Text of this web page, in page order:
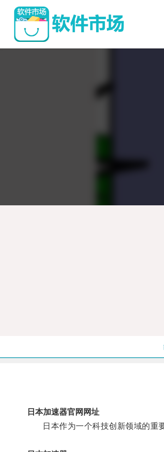
日本加速器官网网址
日本作为一个科技创新领域的重要